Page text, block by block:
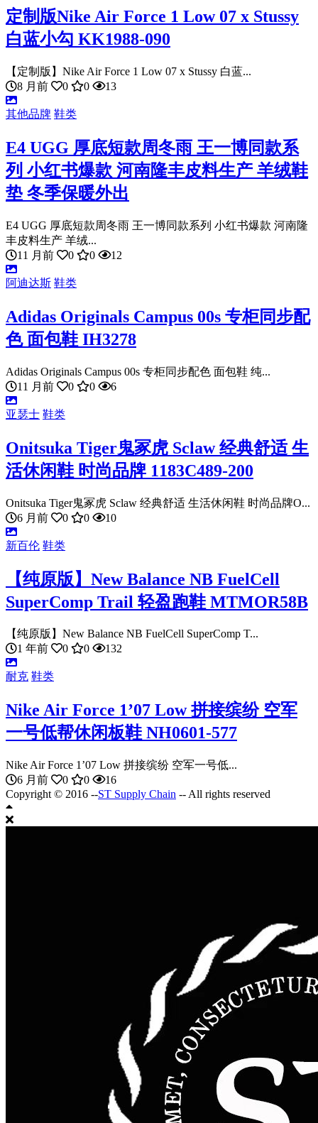
定制版Nike Air Force 1 Low 07 x Stussy
白蓝小勾 KK1988-090
【定制版】Nike Air Force 1 Low 07 x Stussy 白蓝...
8 月前
0 0 13
其他品牌 鞋类
E4 UGG 厚底短款周冬雨 王一博同款系
列 小红书爆款 河南隆丰皮料生产 羊绒鞋
垫 冬季保暖外出
E4 UGG 厚底短款周冬雨 王一博同款系列 小红书爆款 河南隆
丰皮料生产 羊绒...
11 月前
0 0 12
阿迪达斯 鞋类
Adidas Originals Campus 00s 专柜同步配
色 面包鞋 IH3278
Adidas Originals Campus 00s 专柜同步配色 面包鞋 纯...
11 月前
0 0 6
亚瑟士 鞋类
Onitsuka Tiger鬼冢虎 Sclaw 经典舒适 生
活休闲鞋 时尚品牌 1183C489-200
Onitsuka Tiger鬼冢虎 Sclaw 经典舒适 生活休闲鞋 时尚品牌O...
6 月前
0 0 10
新百伦 鞋类
【纯原版】New Balance NB FuelCell
SuperComp Trail 轻盈跑鞋 MTMOR58B
【纯原版】New Balance NB FuelCell SuperComp T...
1 年前
0 0 132
耐克 鞋类
Nike Air Force 1’07 Low 拼接缤纷 空军
一号低帮休闲板鞋 NH0601-577
Nike Air Force 1’07 Low 拼接缤纷 空军一号低...
6 月前
0 0
16
Copyright © 2016 --ST Supply Chain -- All rights reserved